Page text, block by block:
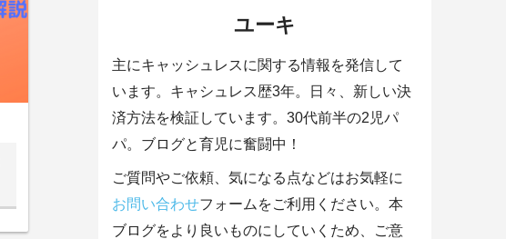
ユーキ
主にキャッシュレスに関する情報を発信して
います。キャシュレス歴3年。日々、新しい決
済方法を検証しています。30代前半の2児パ
パ。ブログと育児に奮闘中！
ご質問やご依頼、気になる点などはお気軽に
お問い合わせフォームをご利用ください。本
ブログをより良いものにしていくため、ご意